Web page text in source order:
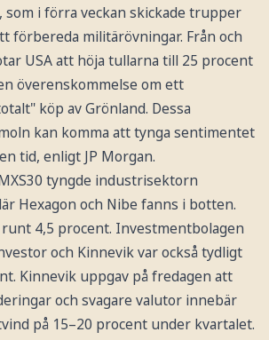
som i förra veckan skickade trupper
förbereda militärövningar. Från och
USA att höja tullarna till 25 procent
överenskommelse om ett
köp av Grönland. Dessa
kan komma att tynga sentimentet
tid, enligt JP Morgan.
tyngde industrisektorn
Hexagon och Nibe fanns i botten.
4,5 procent. Investmentbolagen
och Kinnevik var också tydligt
Kinnevik uppgav på fredagen att
och svagare valutor innebär
på 15–20 procent under kvartalet.